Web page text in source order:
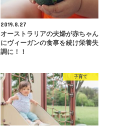
2019.8.27
オーストラリアの夫婦が赤ちゃん
にヴィーガンの食事を続け栄養失
調に！！
子育て